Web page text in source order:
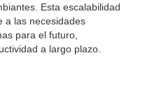
Esta escalabilidad
a las necesidades
para el futuro,
a largo plazo.